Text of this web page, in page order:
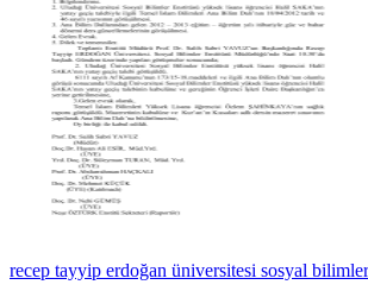
recep tayyip erdoğan üniversitesi sosyal